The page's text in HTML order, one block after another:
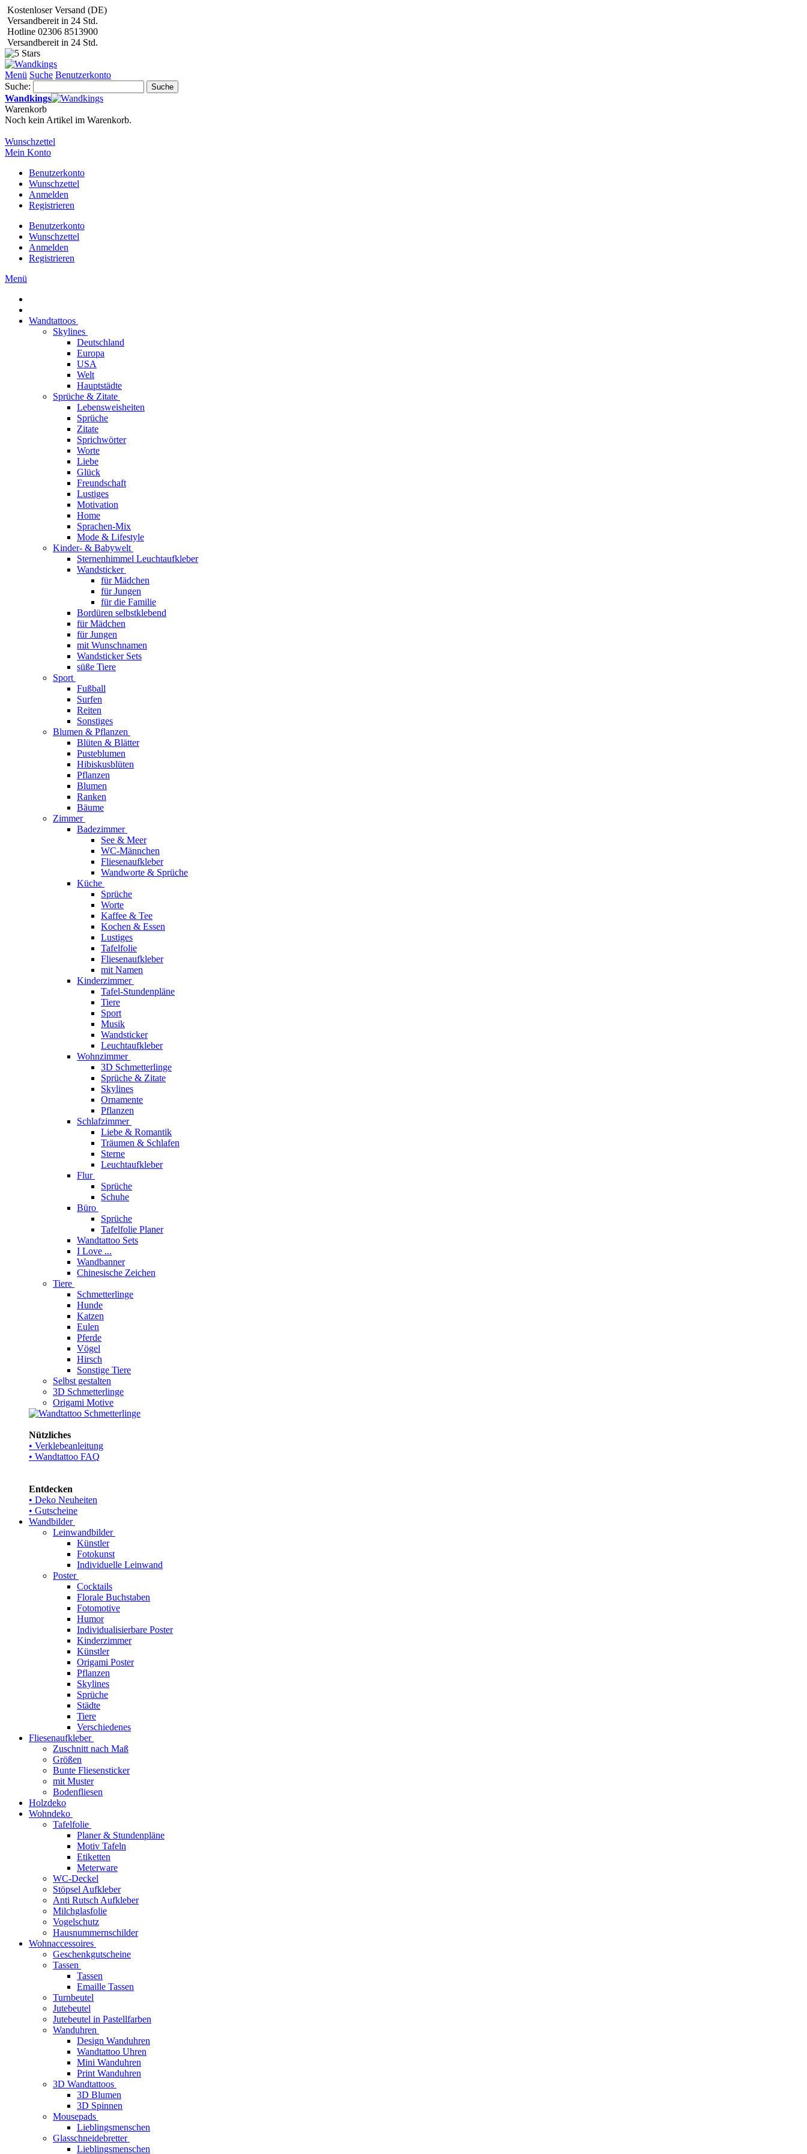
Kostenloser Versand (DE)
Versandbereit in 24 Std.
Hotline 02306 8513900
Versandbereit in 24 Std.
Menü Suche Benutzerkonto
Suche:
Suche
Wandkings
Warenkorb
Noch kein Artikel im Warenkorb.
Wunschzettel
Mein Konto
Benutzerkonto
Wunschzettel
Anmelden
Registrieren
Benutzerkonto
Wunschzettel
Anmelden
Registrieren
Menü
Wandtattoos
Skylines
Deutschland
Europa
USA
Welt
Hauptstädte
Sprüche & Zitate
Lebensweisheiten
Sprüche
Zitate
Sprichwörter
Worte
Liebe
Glück
Freundschaft
Lustiges
Motivation
Home
Sprachen-Mix
Mode & Lifestyle
Kinder- & Babywelt
Sternenhimmel Leuchtaufkleber
Wandsticker
für Mädchen
für Jungen
für die Familie
Bordüren selbstklebend
für Mädchen
für Jungen
mit Wunschnamen
Wandsticker Sets
süße Tiere
Sport
Fußball
Surfen
Reiten
Sonstiges
Blumen & Pflanzen
Blüten & Blätter
Pusteblumen
Hibiskusblüten
Pflanzen
Blumen
Ranken
Bäume
Zimmer
Badezimmer
See & Meer
WC-Männchen
Fliesenaufkleber
Wandworte & Sprüche
Küche
Sprüche
Worte
Kaffee & Tee
Kochen & Essen
Lustiges
Tafelfolie
Fliesenaufkleber
mit Namen
Kinderzimmer
Tafel-Stundenpläne
Tiere
Sport
Musik
Wandsticker
Leuchtaufkleber
Wohnzimmer
3D Schmetterlinge
Sprüche & Zitate
Skylines
Ornamente
Pflanzen
Schlafzimmer
Liebe & Romantik
Träumen & Schlafen
Sterne
Leuchtaufkleber
Flur
Sprüche
Schuhe
Büro
Sprüche
Tafelfolie Planer
Wandtattoo Sets
I Love ...
Wandbanner
Chinesische Zeichen
Tiere
Schmetterlinge
Hunde
Katzen
Eulen
Pferde
Vögel
Hirsch
Sonstige Tiere
Selbst gestalten
3D Schmetterlinge
Origami Motive
Nützliches
• Verklebeanleitung
• Wandtattoo FAQ
Entdecken
• Deko Neuheiten
• Gutscheine
Wandbilder
Leinwandbilder
Künstler
Fotokunst
Individuelle Leinwand
Poster
Cocktails
Florale Buchstaben
Fotomotive
Humor
Individualisierbare Poster
Kinderzimmer
Künstler
Origami Poster
Pflanzen
Skylines
Sprüche
Städte
Tiere
Verschiedenes
Fliesenaufkleber
Zuschnitt nach Maß
Größen
Bunte Fliesensticker
mit Muster
Bodenfliesen
Holzdeko
Wohndeko
Tafelfolie
Planer & Stundenpläne
Motiv Tafeln
Etiketten
Meterware
WC-Deckel
Stöpsel Aufkleber
Anti Rutsch Aufkleber
Milchglasfolie
Vogelschutz
Hausnummernschilder
Wohnaccessoires
Geschenkgutscheine
Tassen
Tassen
Emaille Tassen
Turnbeutel
Jutebeutel
Jutebeutel in Pastellfarben
Wanduhren
Design Wanduhren
Wandtattoo Uhren
Mini Wanduhren
Print Wanduhren
3D Wandtattoos
3D Blumen
3D Spinnen
Mousepads
Lieblingsmenschen
Glasschneidebretter
Lieblingsmenschen